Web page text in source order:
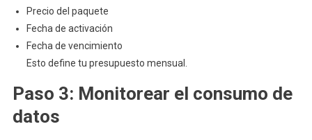
Precio del paquete
Fecha de activación
Fecha de vencimiento
Esto define tu presupuesto mensual.
Paso 3: Monitorear el consumo de
datos